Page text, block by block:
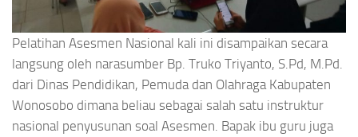
Pelatihan Asesmen Nasional kali ini disampaikan secara
langsung oleh narasumber Bp. Truko Triyanto, S.Pd, M.Pd.
dari Dinas Pendidikan, Pemuda dan Olahraga Kabupaten
Wonosobo dimana beliau sebagai salah satu instruktur
nasional penyusunan soal Asesmen. Bapak ibu guru juga